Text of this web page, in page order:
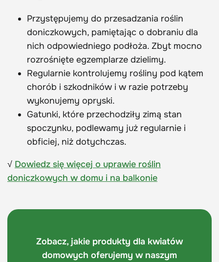
Przystępujemy do przesadzania roślin
doniczkowych, pamiętając o dobraniu dla
nich odpowiedniego podłoża. Zbyt mocno
rozrośnięte egzemplarze dzielimy.
Regularnie kontrolujemy rośliny pod kątem
chorób i szkodników i w razie potrzeby
wykonujemy opryski.
Gatunki, które przechodziły zimą stan
spoczynku, podlewamy już regularnie i
obficiej, niż dotychczas.
√ Dowiedz się więcej o uprawie roślin
doniczkowych w domu i na balkonie
Zobacz, jakie produkty dla kwiatów
domowych oferujemy w naszym